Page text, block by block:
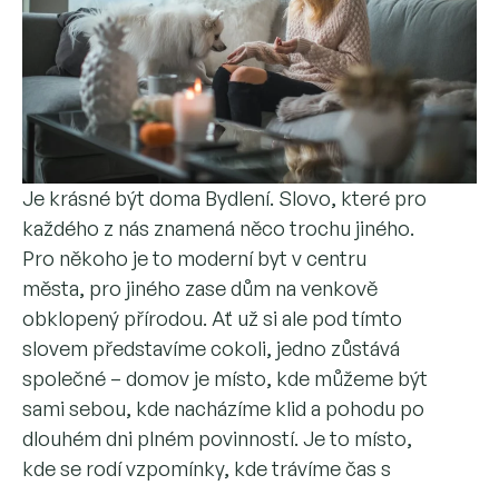
Je krásné být doma Bydlení. Slovo, které pro
každého z nás znamená něco trochu jiného.
Pro někoho je to moderní byt v centru
města, pro jiného zase dům na venkově
obklopený přírodou. Ať už si ale pod tímto
slovem představíme cokoli, jedno zůstává
společné – domov je místo, kde můžeme být
sami sebou, kde nacházíme klid a pohodu po
dlouhém dni plném povinností. Je to místo,
kde se rodí vzpomínky, kde trávíme čas s